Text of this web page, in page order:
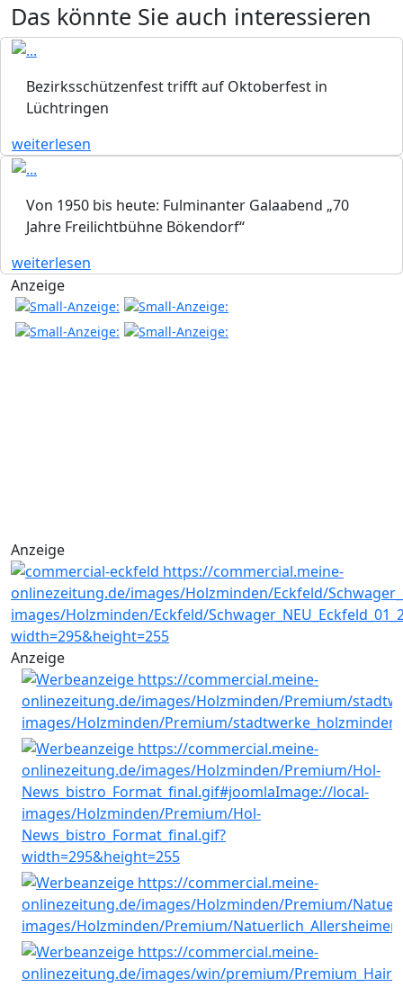
Das könnte Sie auch interessieren
Bezirksschützenfest trifft auf Oktoberfest in
Lüchtringen
weiterlesen
Von 1950 bis heute: Fulminanter Galaabend „70
Jahre Freilichtbühne Bökendorf“
weiterlesen
Anzeige
Anzeige
Anzeige